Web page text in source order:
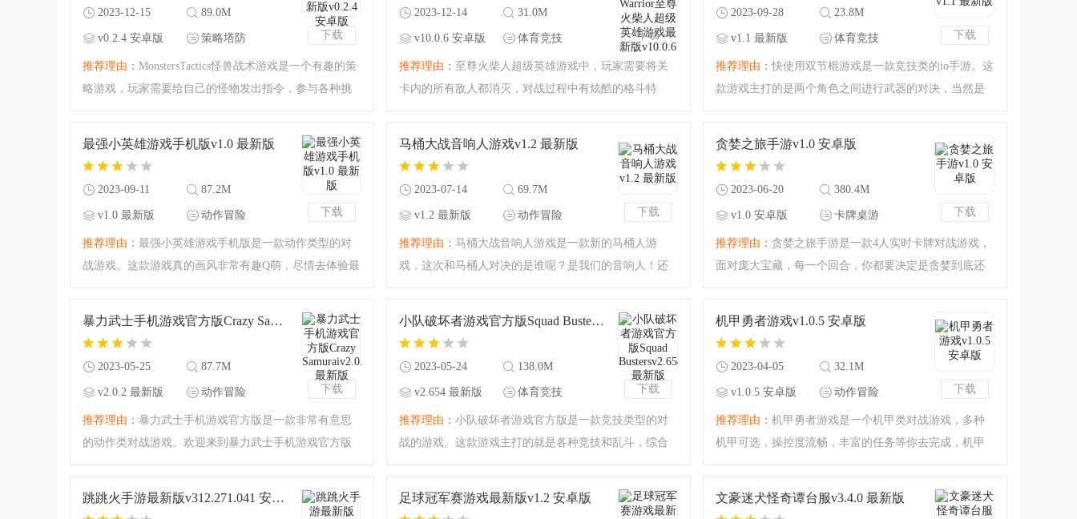
下载
2023-12-15 89.0M
v0.2.4 安卓版 策略塔防
推荐理由： MonstersTactics怪兽战术游戏是一个有趣的策
略游戏，玩家需要给自己的怪物发出指令，参与各种挑
戏中有多个关卡，玩家需要击败每一关的所有怪物才能
下载
2023-12-14 31.0M
v10.0.6 安卓版 体育竞技
推荐理由： 至尊火柴人超级英雄游戏中，玩家需要将关
卡内的所有敌人都消灭，对战过程中有炫酷的格斗特
下载
2023-09-28 23.8M
v1.1 最新版 体育竞技
推荐理由：快使用双节棍游戏是一款竞技类的io手游。这
款游戏主打的是两个角色之间进行武器的对决，当然是
下载
最强小英雄游戏手机版v1.0 最新版
2023-09-11 87.2M
v1.0 最新版 动作冒险
推荐理由： 最强小英雄游戏手机版是一款动作类型的对
战游戏。这款游戏真的画风非常有趣Q萌，尽情去体验最
强的选手去战斗吧！抖音最近爆火的游戏，赶紧来玩。
下载
马桶大战音响人游戏v1.2 最新版
2023-07-14 69.7M
v1.2 最新版 动作冒险
推荐理由： 马桶大战音响人游戏是一款新的马桶人游
戏，这次和马桶人对决的是谁呢？是我们的音响人！还
避，瞄准射击，将坏人打倒，多种游戏模式等你来挑
下载
贪婪之旅手游v1.0 安卓版
2023-06-20 380.4M
v1.0 安卓版 卡牌桌游
推荐理由： 贪婪之旅手游是一款4人实时卡牌对战游戏，
面对庞大宝藏，每一个回合，你都要决定是贪婪到底还
下载
暴力武士手机游戏官方版Crazy Samuraiv2.0.2 最新版
2023-05-25 87.7M
v2.0.2 最新版 动作冒险
推荐理由： 暴力武士手机游戏官方版是一款非常有意思
的动作类对战游戏。欢迎来到暴力武士手机游戏官方版
玩起来有点魔性，很解压很有趣的对战游戏。腾飞小编
下载
小队破坏者游戏官方版Squad Bustersv2.654 最新版
2023-05-24 138.0M
v2.654 最新版 体育竞技
推荐理由： 小队破坏者游戏官方版是一款竞技类型的对
战的游戏。这款游戏主打的就是各种竞技和乱斗，综合
争、部落冲突的角色都会在这里开启竞技的挑战！如果
下载
机甲勇者游戏v1.0.5 安卓版
2023-04-05 32.1M
v1.0.5 安卓版 动作冒险
推荐理由： 机甲勇者游戏是一个机甲类对战游戏，多种
机甲可选，操控度流畅，丰富的任务等你去完成，机甲
跳跳火手游最新版v312.271.041 安卓版 足球冠军赛游戏最新版v1.2 安卓版 文豪迷犬怪奇谭台服v3.4.0 最新版